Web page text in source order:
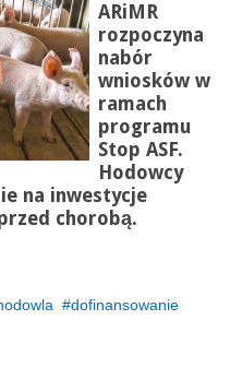
ARiMR
rozpoczyna
nabór
wniosków w
ramach
programu
Stop ASF.
Hodowcy
na inwestycje
chorobą.
dofinansowanie